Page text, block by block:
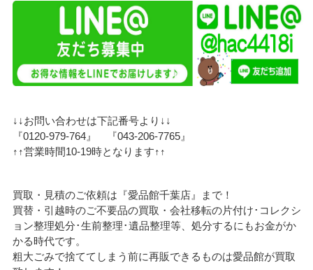
↓↓お問い合わせは下記番号より↓↓
『0120-979-764』 『043-206-7765』
↑↑営業時間10-19時となります↑↑
買取・見積のご依頼は『愛品館千葉店』まで！
買替・引越時のご不要品の買取・会社移転の片付け･コレクシ
ョン整理処分･生前整理･遺品整理等、処分するにもお金がか
かる時代です。
粗大ごみで捨ててしまう前に再販できるものは愛品館が買取